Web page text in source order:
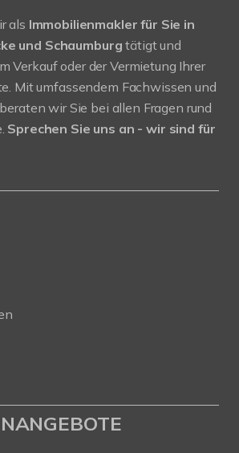
als Immobilienmakler für Sie in
und Schaumburgtätigt und
Verkauf oder der Vermietung Ihrer
Mit umfassendem Fachwissen und
wir Sie bei allen Fragen rund
Sprechen Sie uns an - wir sind für